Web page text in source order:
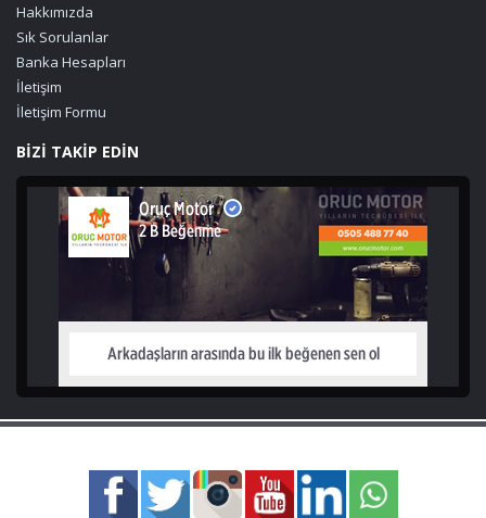
Hakkımızda
Sık Sorulanlar
Banka Hesapları
İletişim
İletişim Formu
BİZİ TAKİP EDİN